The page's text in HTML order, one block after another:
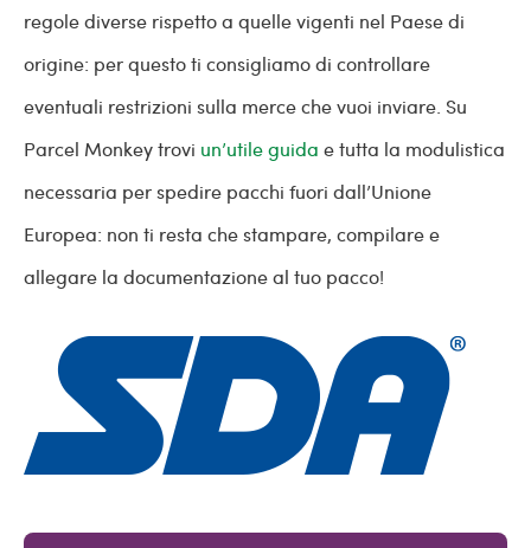
regole diverse rispetto a quelle vigenti nel Paese di
origine: per questo ti consigliamo di controllare
eventuali restrizioni sulla merce che vuoi inviare. Su
Parcel Monkey trovi un’utile guida e tutta la modulistica
necessaria per spedire pacchi fuori dall’Unione
Europea: non ti resta che stampare, compilare e
allegare la documentazione al tuo pacco!